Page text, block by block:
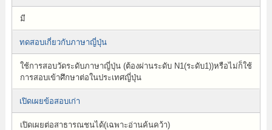
มี
ทดสอบเกี่ยวกับภาษาญี่ปุ่น
ใช้การสอบวัดระดับภาษาญี่ปุ่น (ต้องผ่านระดับ N1(ระดับ1))หรือไม่ก็ใช้
การสอบเข้าศึกษาต่อในประเทศญี่ปุ่น
เปิดเผยข้อสอบเก่า
เปิดเผยต่อสาธารณชนได้(เฉพาะอ่านค้นคว้า)